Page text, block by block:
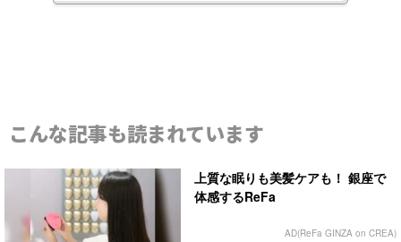
こんな記事も読まれています
上質な眠りも美髪ケアも！ 銀座で
体感するReFa
AD(ReFa GINZA on CREA)